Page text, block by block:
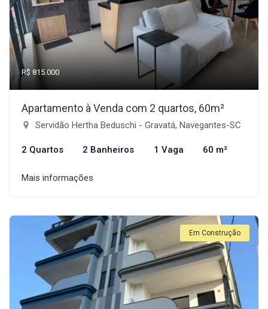
R$ 815.000
Apartamento à Venda com 2 quartos, 60m²
Servidão Hertha Beduschi - Gravatá, Navegantes-SC
2 Quartos 2 Banheiros 1 Vaga 60 m²
Mais informações
Em Construção